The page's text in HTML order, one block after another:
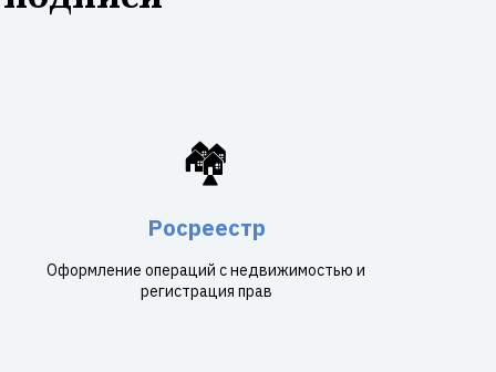
🏘️
Росреестр
Оформление операций с недвижимостью и
регистрация прав